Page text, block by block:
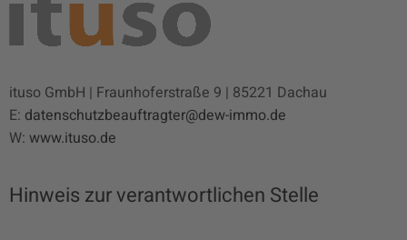
ituso GmbH | Fraunhoferstraße 9 | 85221 Dachau
E: datenschutzbeauftragter@dew-immo.de
W: www.ituso.de
Hinweis zur verantwortlichen Stelle